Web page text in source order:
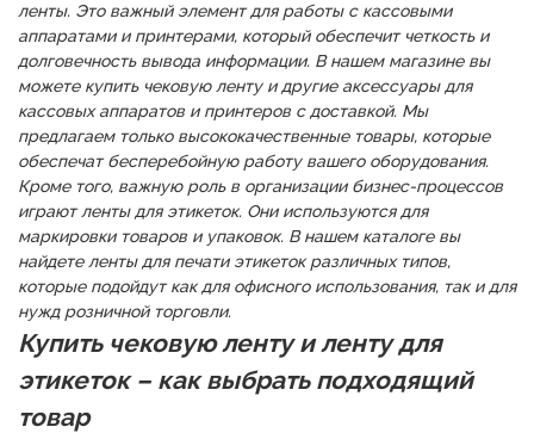
ленты. Это важный элемент для работы с кассовыми
аппаратами и принтерами, который обеспечит четкость и
долговечность вывода информации. В нашем магазине вы
можете купить чековую ленту и другие аксессуары для
кассовых аппаратов и принтеров с доставкой. Мы
предлагаем только высококачественные товары, которые
обеспечат бесперебойную работу вашего оборудования.
Кроме того, важную роль в организации бизнес-процессов
играют ленты для этикеток. Они используются для
маркировки товаров и упаковок. В нашем каталоге вы
найдете ленты для печати этикеток различных типов,
которые подойдут как для офисного использования, так и для
нужд розничной торговли.
Купить чековую ленту и ленту для
этикеток – как выбрать подходящий
товар